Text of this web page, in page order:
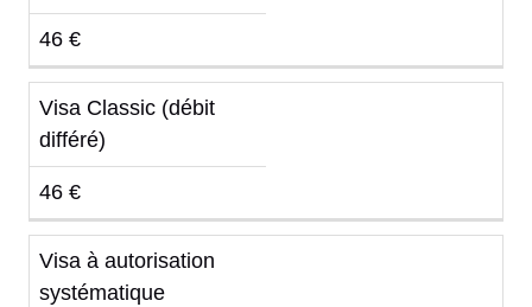
46 €
Visa Classic (débit
différé)
46 €
Visa à autorisation
systématique